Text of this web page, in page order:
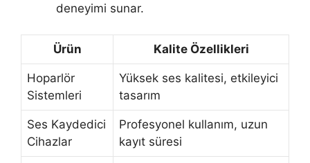
deneyimi sunar.
Ürün Kalite Özellikleri
Hoparlör
Sistemleri
Yüksek ses kalitesi, etkileyici
tasarım
Ses Kaydedici
Cihazlar
Profesyonel kullanım, uzun
kayıt süresi